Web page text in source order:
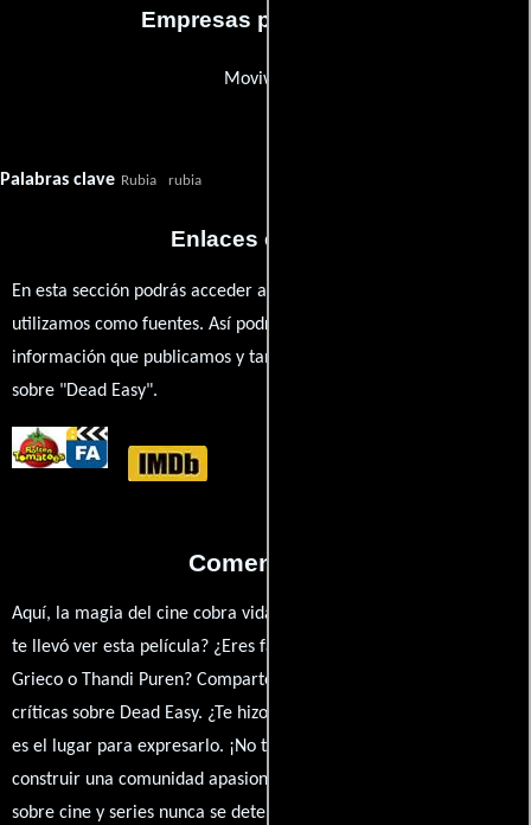
Empresas productoras
Moviworld
Palabras clave Rubia rubia
Enlaces externos
En esta sección podrás acceder a los recursos externos que
utilizamos como fuentes. Así podrás chequear toda la
información que publicamos y también ampliar tu conocimiento
sobre "Dead Easy".
Comentarios
Aquí, la magia del cine cobra vida a través de tus opiniones. ¿Qué
te llevó ver esta película? ¿Eres fan de Neal Sundstrom, Richard
Grieco o Thandi Puren? Comparte tus pensamientos, emociones y
críticas sobre Dead Easy. ¿Te hizo reír, llorar o reflexionar? Este
es el lugar para expresarlo. ¡No te guardes nada! Queremos
construir una comunidad apasionada donde la conversación
sobre cine y series nunca se detenga. Únete a la charla y déjanos